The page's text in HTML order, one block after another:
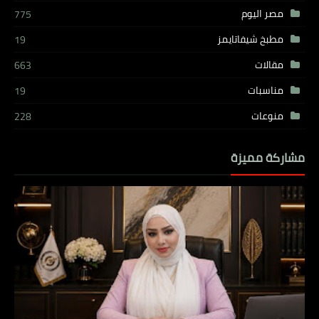
مصر اليوم
775
مطبخ شيفاتايمز
19
مقالات
663
مناسبات
19
منوعات
228
مشاركة مميزة